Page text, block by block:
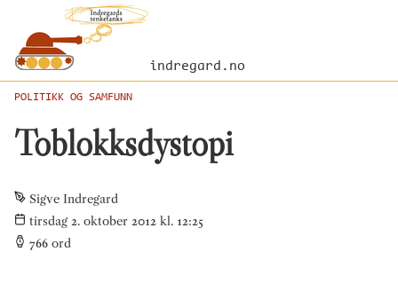
indregard.no
POLITIKK OG SAMFUNN
Toblokksdystopi
Sigve Indregard
tirsdag 2. oktober 2012 kl. 12:25
766 ord